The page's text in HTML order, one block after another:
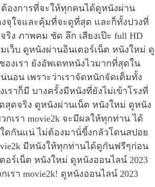
ต้องการที่จะให้ทุกคนได้ดูหนังผ่าน
งจุใจและคุ้มที่จะดูที่สุด และก็ทั้งปวงที่
ริง ภาพคม ชัด ลึก เสียงเป๊ะ full HD
เว็บ ดูหนังผ่านอินเตอร์เน็ต หนังใหม่ ดู
องเรา ยังอัพเดทหนังไวมากที่สุดใน
นอน เพราะว่าเราจัดหนักจัดเต็มทั้ง
ราก็มี บางครั้งมีหนังที่ยังไม่เข้าโรงที่
สุดจริง ดูหนังผ่านเน็ต หนังใหม่ ดูหนัง
กเรา movie2k จะมีผลให้ทุกท่าน ได้
ดกันแน่ ไม่ต้องมานั่ขี้งกลัวโดนสปอย
มีหนังให้ทุกท่านได้ดูกันฟรีๆก่อน
อร์เน็ต หนังใหม่ ดูหนังออนไลน์ 2023
เรา movie2k! ดูหนังออนไลน์ 2023